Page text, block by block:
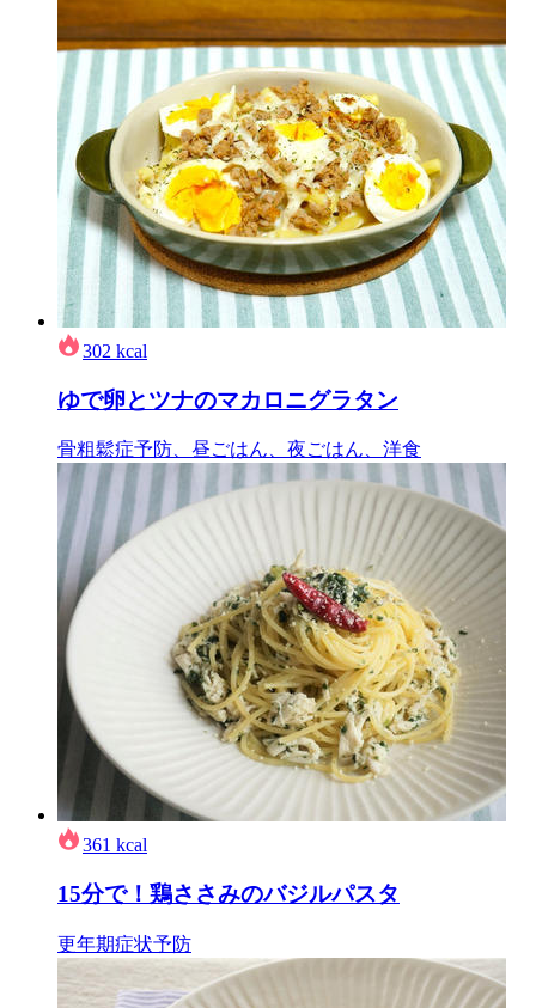
302 kcal
ゆで卵とツナのマカロニグラタン
骨粗鬆症予防、昼ごはん、夜ごはん、洋食
361 kcal
15分で！鶏ささみのバジルパスタ
更年期症状予防